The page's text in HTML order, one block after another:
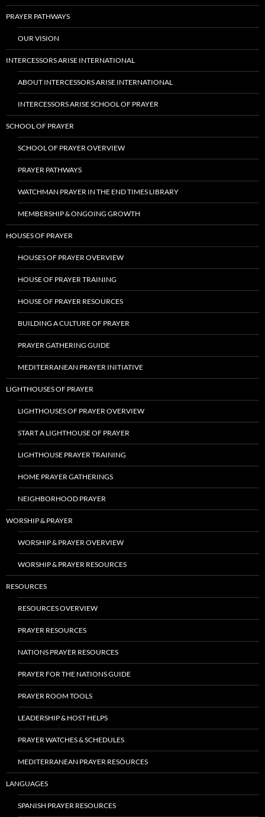
PRAYER PATHWAYS
OUR VISION
INTERCESSORS ARISE INTERNATIONAL
ABOUT INTERCESSORS ARISE INTERNATIONAL
INTERCESSORS ARISE SCHOOL OF PRAYER
SCHOOL OF PRAYER
SCHOOL OF PRAYER OVERVIEW
PRAYER PATHWAYS
WATCHMAN PRAYER IN THE END TIMES LIBRARY
MEMBERSHIP & ONGOING GROWTH
HOUSES OF PRAYER
HOUSES OF PRAYER OVERVIEW
HOUSE OF PRAYER TRAINING
HOUSE OF PRAYER RESOURCES
BUILDING A CULTURE OF PRAYER
PRAYER GATHERING GUIDE
MEDITERRANEAN PRAYER INITIATIVE
LIGHTHOUSES OF PRAYER
LIGHTHOUSES OF PRAYER OVERVIEW
START A LIGHTHOUSE OF PRAYER
LIGHTHOUSE PRAYER TRAINING
HOME PRAYER GATHERINGS
NEIGHBORHOOD PRAYER
WORSHIP & PRAYER
WORSHIP & PRAYER OVERVIEW
WORSHIP & PRAYER RESOURCES
RESOURCES
RESOURCES OVERVIEW
PRAYER RESOURCES
NATIONS PRAYER RESOURCES
PRAYER FOR THE NATIONS GUIDE
PRAYER ROOM TOOLS
LEADERSHIP & HOST HELPS
PRAYER WATCHES & SCHEDULES
MEDITERRANEAN PRAYER RESOURCES
LANGUAGES
SPANISH PRAYER RESOURCES